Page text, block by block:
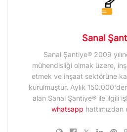
Sanal
Sanal Şantiye® 2009
mühendisliği olmak üzere,
etmek ve inşaat sektörüne
kurulmuştur. Aylık
alan Sanal Şantiye® ile ilgili
whatsapp